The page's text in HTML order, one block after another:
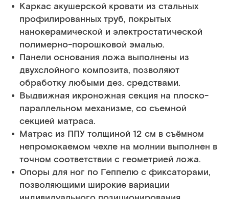
Каркас акушерской кровати из стальных
профилированных труб, покрытых
нанокерамической и электростатической
полимерно-порошковой эмалью.
Панели основания ложа выполнены из
двухслойного композита, позволяют
обработку любыми дез. средствами.
Выдвижная икроножная секция на плоско-
параллельном механизме, со съемной
секцией матраса.
Матрас из ППУ толщиной 12 см в съёмном
непромокаемом чехле на молнии выполнен в
точном соответствии с геометрией ложа.
Опоры для ног по Геппелю с фиксаторами,
позволяющими широкие вариации